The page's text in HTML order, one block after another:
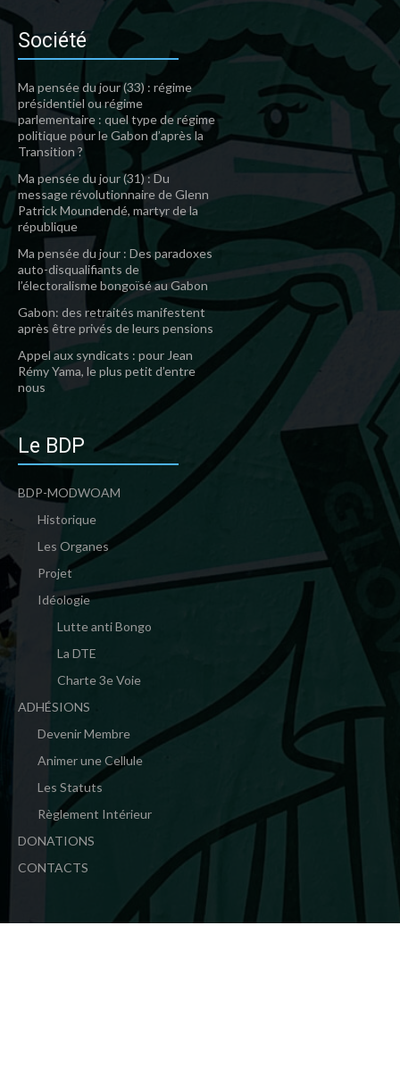
Société
Ma pensée du jour (33) : régime
présidentiel ou régime
parlementaire : quel type de régime
politique pour le Gabon d’après la
Transition ?
Ma pensée du jour (31) : Du
message révolutionnaire de Glenn
Patrick Moundendé, martyr de la
république
Ma pensée du jour : Des paradoxes
auto-disqualifiants de
l’électoralisme bongoïsé au Gabon
Gabon: des retraités manifestent
après être privés de leurs pensions
Appel aux syndicats : pour Jean
Rémy Yama, le plus petit d’entre
nous
Le BDP
BDP-MODWOAM
Historique
Les Organes
Projet
Idéologie
Lutte anti Bongo
La DTE
Charte 3e Voie
ADHÉSIONS
Devenir Membre
Animer une Cellule
Les Statuts
Règlement Intérieur
DONATIONS
CONTACTS